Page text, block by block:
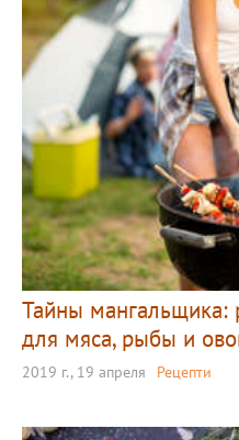
Тайны мангальщика:
для мяса, рыбы и
2019 г., 19 апреля Рецепти